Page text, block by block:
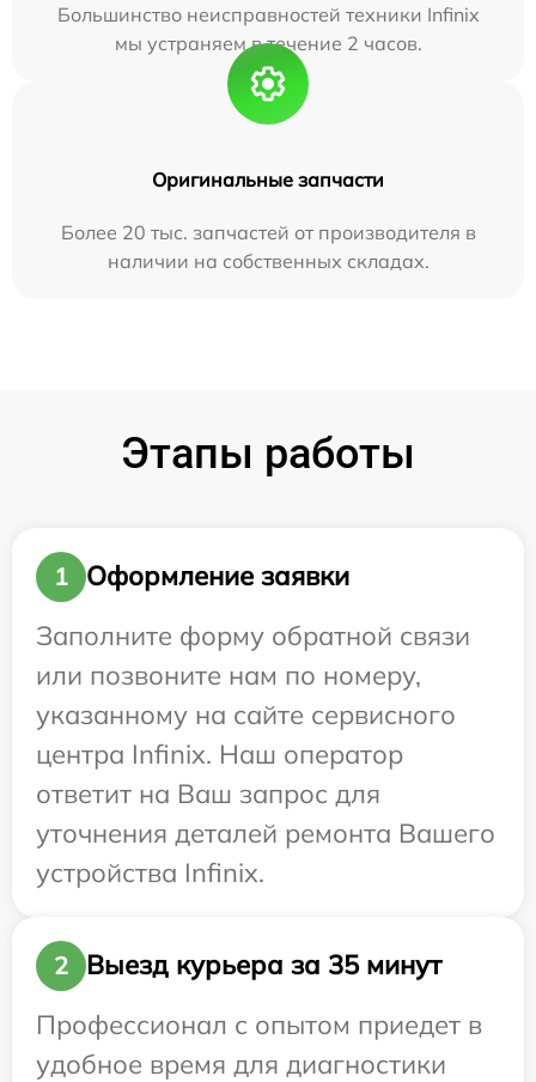
Большинство неисправностей техники Infinix
мы устраняем в течение 2 часов.
Оригинальные запчасти
Более 20 тыс. запчастей от производителя в
наличии на собственных складах.
Этапы работы
1
Оформление заявки
Заполните форму обратной связи
или позвоните нам по номеру,
указанному на сайте сервисного
центра Infinix. Наш оператор
ответит на Ваш запрос для
уточнения деталей ремонта Вашего
устройства Infinix.
2
Выезд курьера за 35 минут
Профессионал с опытом приедет в
удобное время для диагностики